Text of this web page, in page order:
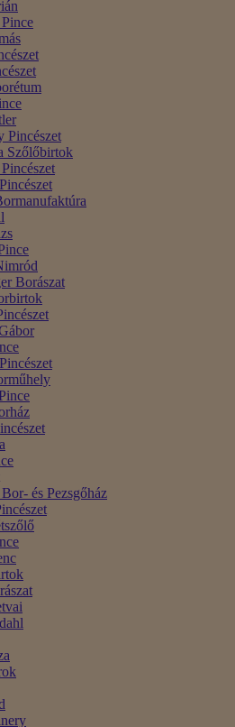
Pincészet
Szőlőbirtok
Borászat
és Pezsgőház